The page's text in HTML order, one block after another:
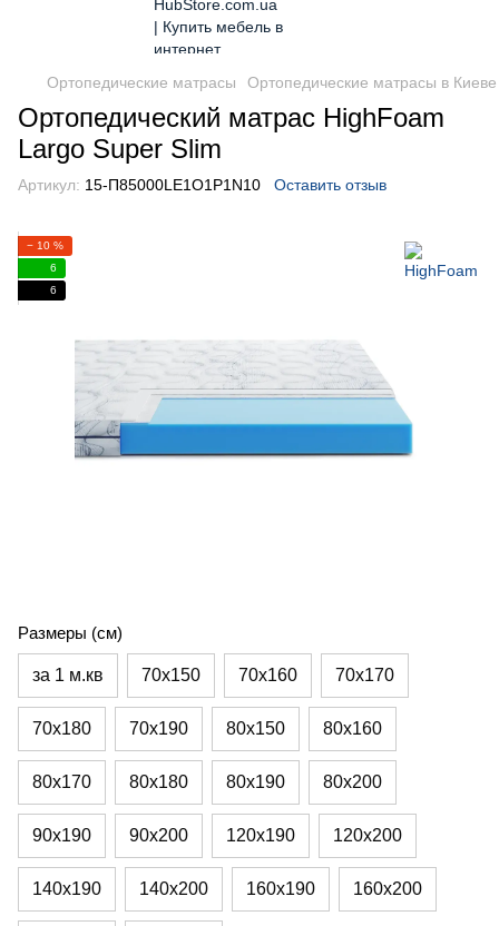
Ортопедические матрасы Ортопедические матрасы в Киеве
Ортопедический матрас HighFoam
Largo Super Slim
Артикул: 15-П85000LE1O1P1N10 Оставить отзыв
− 10 %
6
6
Размеры (см)
за 1 м.кв 70х150 70х160 70х170
70х180 70х190 80х150 80х160
80х170 80х180 80х190 80х200
90х190 90х200 120х190 120х200
140х190 140х200 160х190 160х200